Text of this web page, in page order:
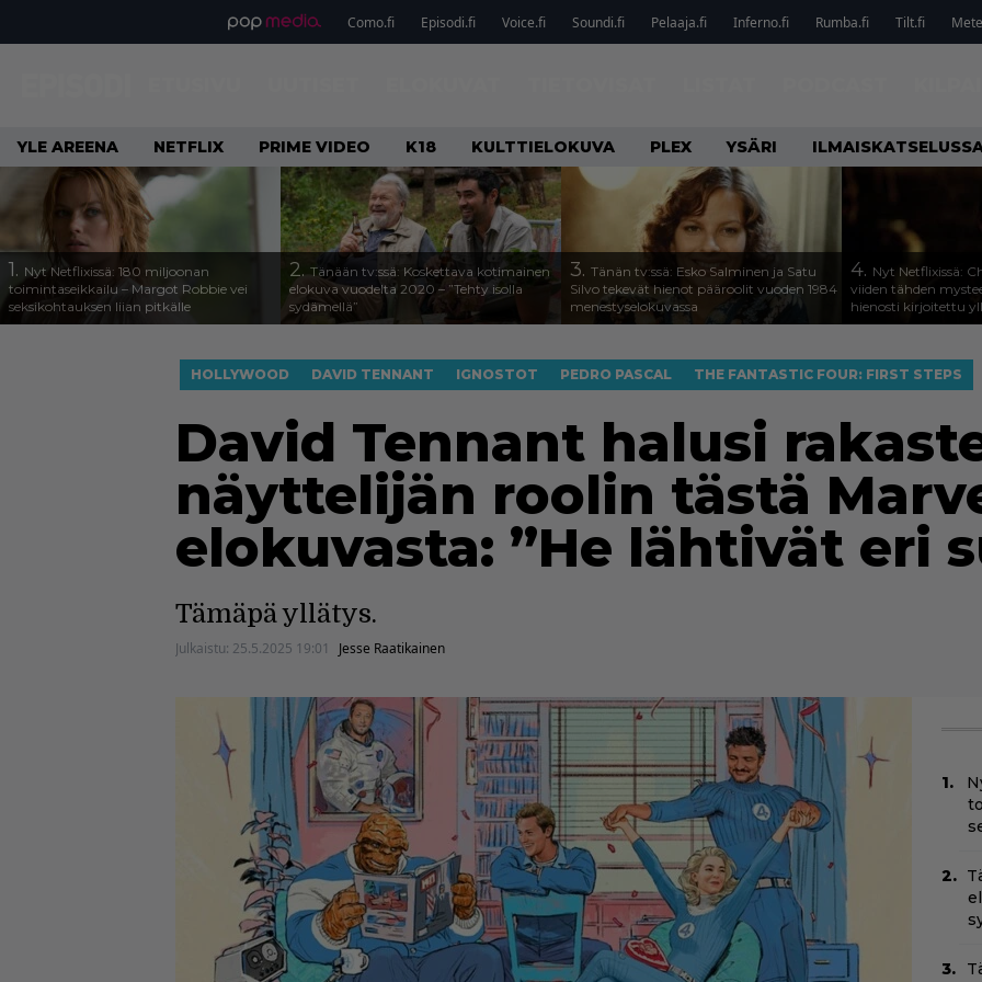
Como.fi Episodi.fi Voice.fi Soundi.fi Pelaaja.fi Inferno.fi Rumba.fi Tilt.fi
YLE AREENA NETFLIX PRIME VIDEO K18 KULTTIELOKUVA PLEX YSÄRI
1. Nyt Netflixissä: 180 miljoonan
toimintaseikkailu – Margot Robbie vei
seksikohtauksen liian pitkälle
2. Tänään tv:ssä: Koskettava kotimainen
elokuva vuodelta 2020 – ”Tehty isolla
sydämellä”
3. Tänän tv:ssä: Esko Salminen ja Satu
Silvo tekevät hienot pääroolit vuoden 1984
menestyselokuvassa
4. Nyt Netflixissä:
viiden tähden
hienosti kirjoitettu
HOLLYWOOD DAVID TENNANT IGNOSTOT PEDRO PASCAL THE FANTASTIC FOUR: FIRST STEPS
David Tennant halusi
näyttelijän roolin tästä
elokuvasta: ”He lähtivät eri
Tämäpä yllätys.
Julkaistu: 25.5.2025 19:01 Jesse Raatikainen